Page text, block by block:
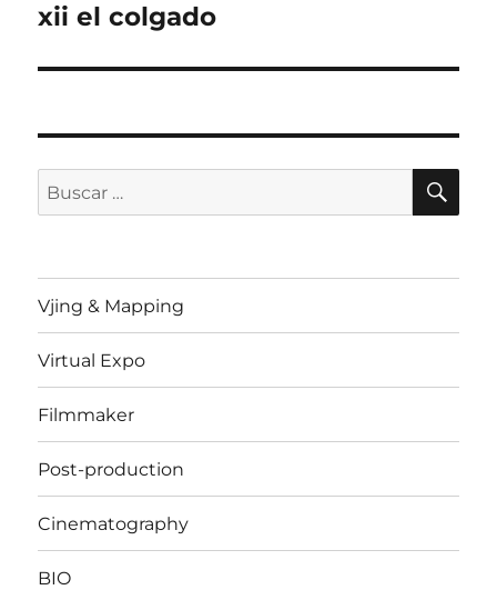
Entrada
xii el colgado
Buscar
por:
Vjing & Mapping
Virtual Expo
Filmmaker
Post-production
Cinematography
BIO